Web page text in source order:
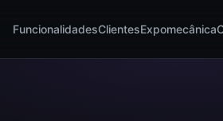
FuncionalidadesClientesExpomecânica